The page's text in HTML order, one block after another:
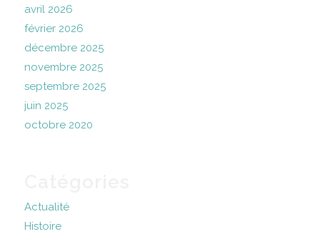
avril 2026
février 2026
décembre 2025
novembre 2025
septembre 2025
juin 2025
octobre 2020
Actualité
Histoire